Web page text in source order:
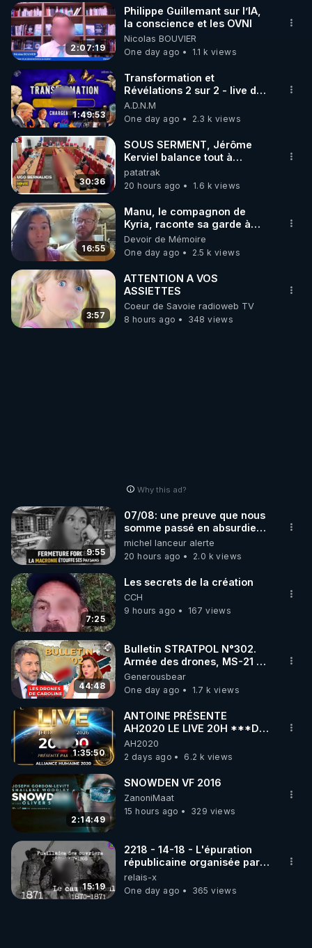
▶ 30 jours gratuit sur l’application de méditation et
de bien-être ENVOL :
Rendez-vous sur https://www.envol.app/code
le code : REGENERE
2:07:19
Philippe Guillemant sur l’IA,
la conscience et les OVNI
Nicolas BOUVIER
One day ago
1.1 k views
1:49:53
Transformation et
Révélations 2 sur 2 - live du
07/08/26
A.D.N.M
One day ago
2.3 k views
30:36
SOUS SERMENT, Jérôme
Kerviel balance tout à
l'Assemblée !
patatrak
20 hours ago
1.6 k views
16:55
Manu, le compagnon de
Kyria, raconte sa garde à
vue musclée. PARTAGEZ!
Devoir de Mémoire
One day ago
2.5 k views
3:57
ATTENTION A VOS
ASSIETTES
Coeur de Savoie radioweb TV
8 hours ago
348 views
Why this ad?
9:55
07/08: une preuve que nous
somme passé en absurdie
une dictature qui veut faire
taire ses opposant !
michel lanceur alerte
20 hours ago
2.0 k views
7:25
Les secrets de la création
CCH
9 hours ago
167 views
44:48
Bulletin STRATPOL N°302.
Armée des drones, MS-21 en
série, missiles coréens.
07.08.2026.
Generousbear
One day ago
1.7 k views
1:35:50
ANTOINE PRÉSENTE
AH2020 LE LIVE 20H ***DU
06/08/2026***
AH2020
2 days ago
6.2 k views
2:14:49
SNOWDEN VF 2016
ZanoniMaat
15 hours ago
329 views
15:19
2218 - 14-18 - L'épuration
républicaine organisée par
les frères de la truelle
relais-x
One day ago
365 views